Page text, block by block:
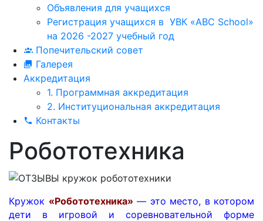
Объявления для учащихся
Регистрация учащихся в УВК «ABC School»
на 2026 -2027 учебный год
Попечительский совет
Галерея
Аккредитация
1. Программная аккредитация
2. Институциональная аккредитация
Контакты
Робототехника
Кружок «Робототехника» — это место, в котором
дети в игровой и соревновательной форме